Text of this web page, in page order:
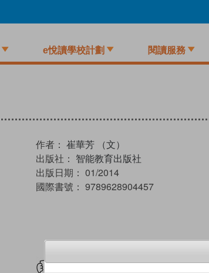
e悅讀學校計劃 閱讀服務
作者： 崔華芳 （文）
出版社： 智能教育出版社
出版日期： 01/2014
國際書號： 9789628904457